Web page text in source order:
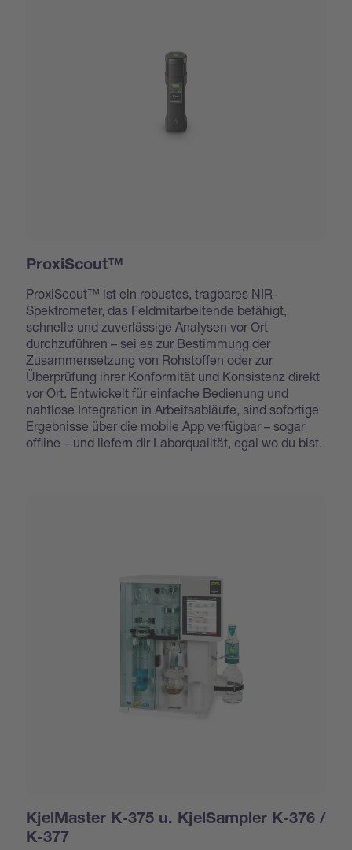
ProxiScout™
ProxiScout™ ist ein robustes, tragbares NIR-
Spektrometer, das Feldmitarbeitende befähigt,
schnelle und zuverlässige Analysen vor Ort
durchzuführen – sei es zur Bestimmung der
Zusammensetzung von Rohstoffen oder zur
Überprüfung ihrer Konformität und Konsistenz direkt
vor Ort. Entwickelt für einfache Bedienung und
nahtlose Integration in Arbeitsabläufe, sind sofortige
Ergebnisse über die mobile App verfügbar – sogar
offline – und liefern dir Laborqualität, egal wo du bist.
KjelMaster K-375 u. KjelSampler K-376 /
K-377